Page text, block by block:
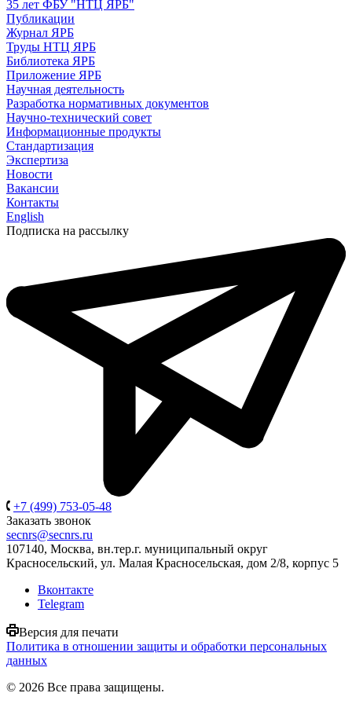
35 лет ФБУ "НТЦ ЯРБ"
Публикации
Журнал ЯРБ
Труды НТЦ ЯРБ
Библиотека ЯРБ
Приложение ЯРБ
Научная деятельность
Разработка нормативных документов
Научно-технический совет
Информационные продукты
Стандартизация
Экспертиза
Новости
Вакансии
Контакты
English
Подписка на рассылку
+7 (499) 753-05-48
Заказать звонок
secnrs@secnrs.ru
107140, Москва, вн.тер.г. муниципальный округ
Красносельский, ул. Малая Красносельская, дом 2/8, корпус 5
Вконтакте
Telegram
Версия для печати
Политика в отношении защиты и обработки персональных
данных
© 2026 Все права защищены.